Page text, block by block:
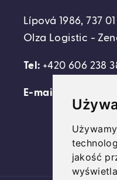
jakość
Lípová 1986, 737
Olza Logistic -
Tel: +420 606 238
E-mail: